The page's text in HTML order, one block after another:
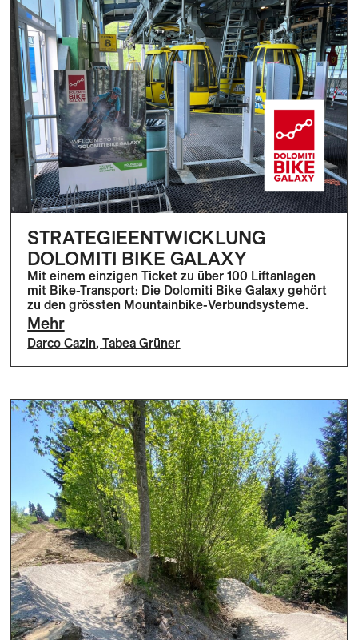
STRATEGIEENTWICKLUNG
DOLOMITI BIKE GALAXY
Mit einem einzigen Ticket zu über 100 Liftanlagen
mit Bike-Transport: Die Dolomiti Bike Galaxy gehört
zu den grössten Mountainbike-Verbundsysteme.
Mehr
Darco Cazin,Tabea Grüner